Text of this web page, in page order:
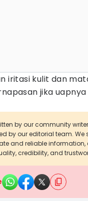
iritasi kulit dan
jika
by our community
by our editorial team. We
and reliable information,
credibility, and